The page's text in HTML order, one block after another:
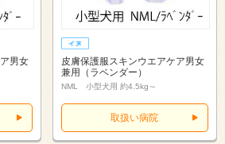
男女
皮膚保護服スキンウエアケア男女
兼用（ラベンダー）
NML 小型犬用 約4.5kg～
取扱い病院